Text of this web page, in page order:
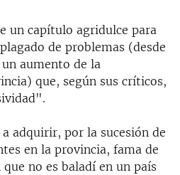
un capítulo agridulce para
de problemas (desde
aumento de la
que, según sus críticos,
adquirir, por la sucesión de
en la provincia, fama de
no es baladí en un país